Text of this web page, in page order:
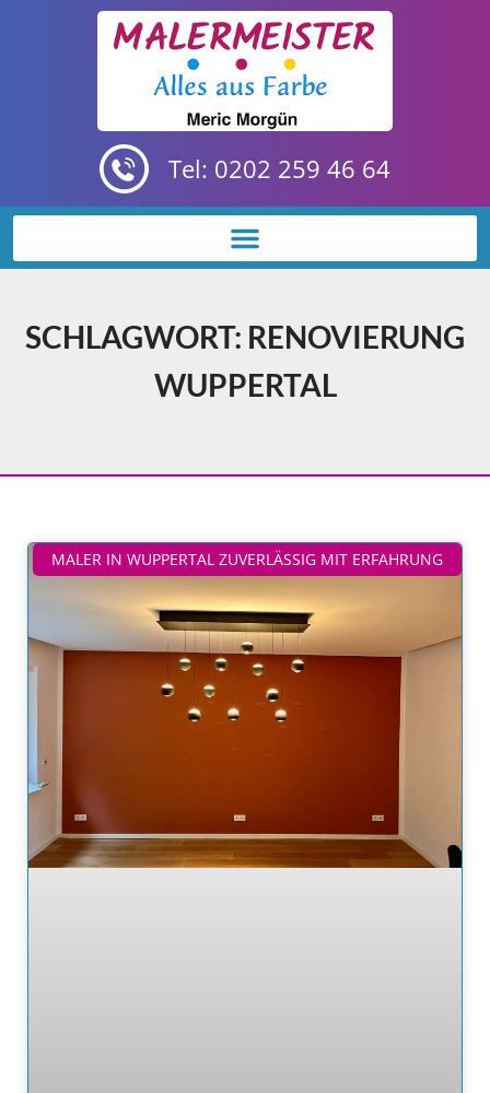
Tel: 0202 259 46 64
SCHLAGWORT: RENOVIERUNG
WUPPERTAL
MALER IN WUPPERTAL ZUVERLÄSSIG MIT ERFAHRUNG